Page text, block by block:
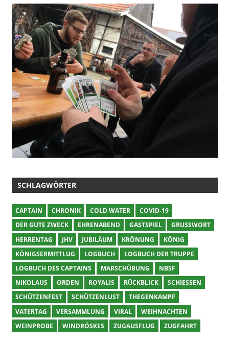
SCHLAGWÖRTER
CAPTAIN CHRONIK COLD WATER
COVID-19
DER GUTE ZWECK
EHRENABEND GASTSPIEL
GRUSSWORT
HERRENTAG
JHV JUBILÄUM KRÖNUNG
KÖNIG
KÖNIGSERMITTLUG
LOGBUCH
LOGBUCH DER TRUPPE
LOGBUCH DES CAPTAINS
MARSCHÜBUNG
NBSF
NIKOLAUS
ORDEN ROYALIS RÜCKBLICK
SCHIESSEN
SCHÜTZENFEST
SCHÜTZENLUST
THEGENKAMPF
VATERTAG
VERSAMMLUNG VIRAL
WEIHNACHTEN
WEINPROBE
WINDRÖSKES ZUGAUSFLUG ZUGFAHRT